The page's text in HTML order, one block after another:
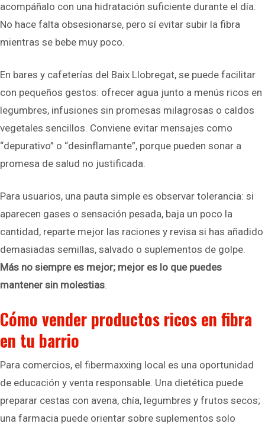
acompáñalo con una hidratación suficiente durante el día.
No hace falta obsesionarse, pero sí evitar subir la fibra
mientras se bebe muy poco.
En bares y cafeterías del Baix Llobregat, se puede facilitar
con pequeños gestos: ofrecer agua junto a menús ricos en
legumbres, infusiones sin promesas milagrosas o caldos
vegetales sencillos. Conviene evitar mensajes como
“depurativo” o “desinflamante”, porque pueden sonar a
promesa de salud no justificada.
Para usuarios, una pauta simple es observar tolerancia: si
aparecen gases o sensación pesada, baja un poco la
cantidad, reparte mejor las raciones y revisa si has añadido
demasiadas semillas, salvado o suplementos de golpe.
Más no siempre es mejor; mejor es lo que puedes
mantener sin molestias.
Cómo vender productos ricos en fibra
en tu barrio
Para comercios, el fibermaxxing local es una oportunidad
de educación y venta responsable. Una dietética puede
preparar cestas con avena, chía, legumbres y frutos secos;
una farmacia puede orientar sobre suplementos solo